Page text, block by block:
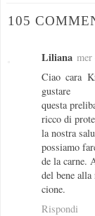
105
Liliana mer
Ciao cara
gustare
questa
ricco di
la nostra
possiamo
de la carne.
del bene
cione.
Rispondi